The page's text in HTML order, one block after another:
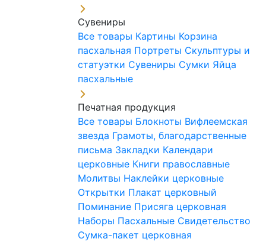
Сувениры
Все товары Картины Корзина
пасхальная Портреты Скульптуры и
статуэтки Сувениры Сумки Яйца
пасхальные
Печатная продукция
Все товары Блокноты Вифлеемская
звезда Грамоты, благодарственные
письма Закладки Календари
церковные Книги православные
Молитвы Наклейки церковные
Открытки Плакат церковный
Поминание Присяга церковная
Наборы Пасхальные Свидетельство
Сумка-пакет церковная